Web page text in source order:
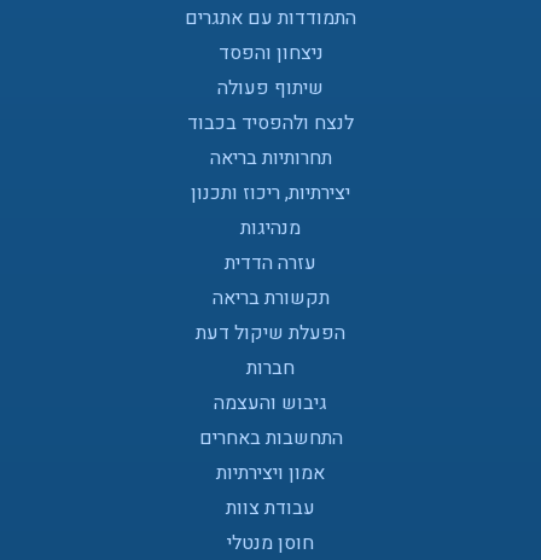
התמודדות עם אתגרים
ניצחון והפסד
שיתוף פעולה
לנצח ולהפסיד בכבוד
תחרותיות בריאה
יצירתיות, ריכוז ותכנון
מנהיגות
עזרה הדדית
תקשורת בריאה
הפעלת שיקול דעת
חברות
גיבוש והעצמה
התחשבות באחרים
אמון ויצירתיות
עבודת צוות
חוסן מנטלי